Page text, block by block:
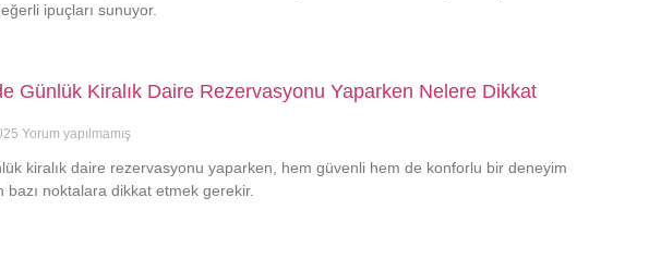
ipuçları sunuyor.
Günlük Kiralık Daire Rezervasyonu Yaparken Nelere Dikkat
Yorum yapılmamış
kiralık daire rezervasyonu yaparken, hem güvenli hem de konforlu bir deneyim
bazı noktalara dikkat etmek gerekir.